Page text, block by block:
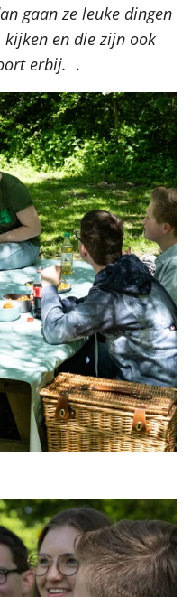
gaan ze leuke dingen
en die zijn ook
erbij. .